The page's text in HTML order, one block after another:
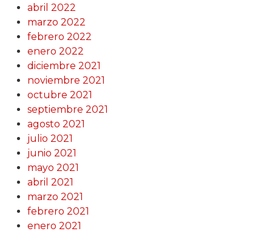
abril 2022
marzo 2022
febrero 2022
enero 2022
diciembre 2021
noviembre 2021
octubre 2021
septiembre 2021
agosto 2021
julio 2021
junio 2021
mayo 2021
abril 2021
marzo 2021
febrero 2021
enero 2021